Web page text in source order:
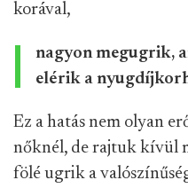
korával,
nagyon megugrik,
elérik a
Ez a hatás nem olyan
nőknél, de rajtuk kívül
fölé ugrik a